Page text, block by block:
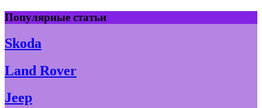
Skip
to
content
Популярные статьи
Skoda
Land Rover
Jeep